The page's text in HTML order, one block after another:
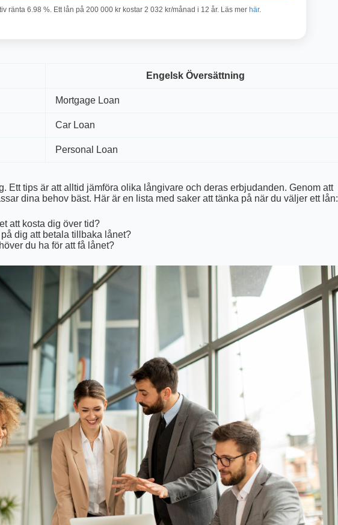
ränta 6.98 %. Ett lån på 200 000 kr kostar 2 032 kr/månad i 12 år. Läs mer här.
Engelsk Översättning
Mortgage Loan
Car Loan
Personal Loan
Ett tips är att alltid jämföra olika långivare och deras erbjudanden. Genom att
dina behov bäst. Här är en lista med saker att tänka på när du väljer ett lån:
att kosta dig över tid?
dig att betala tillbaka lånet?
du ha för att få lånet?